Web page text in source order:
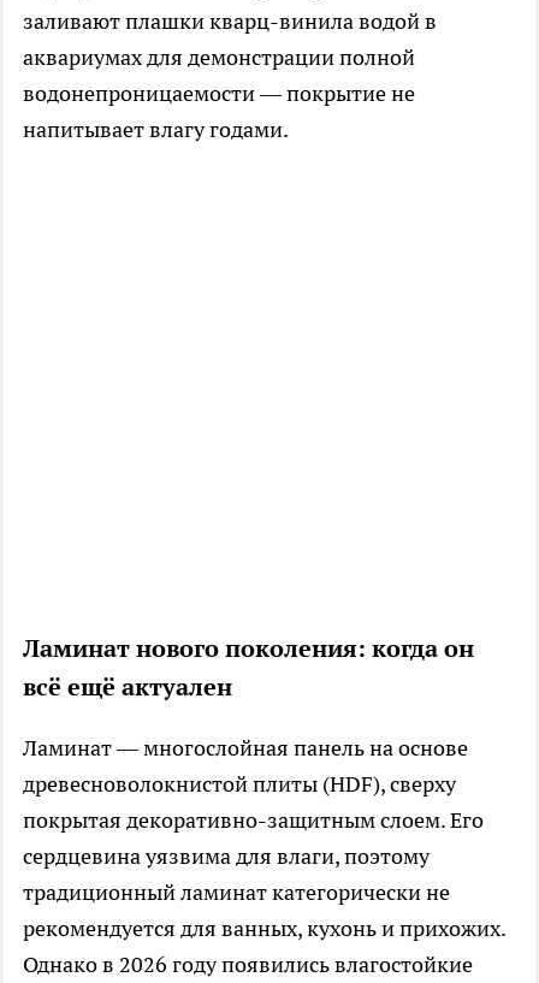
заливают плашки кварц-винила водой в
аквариумах для демонстрации полной
водонепроницаемости — покрытие не
напитывает влагу годами.
Ламинат нового поколения: когда он
всё ещё актуален
Ламинат — многослойная панель на основе
древесноволокнистой плиты (HDF), сверху
покрытая декоративно-защитным слоем. Его
сердцевина уязвима для влаги, поэтому
традиционный ламинат категорически не
рекомендуется для ванных, кухонь и прихожих.
Однако в 2026 году появились влагостойкие